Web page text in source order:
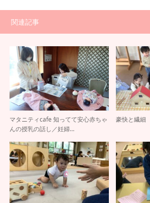
関連記事
マタニティcafe 知ってて安心赤ちゃ
んの授乳の話し／妊婦…
豪快と繊細